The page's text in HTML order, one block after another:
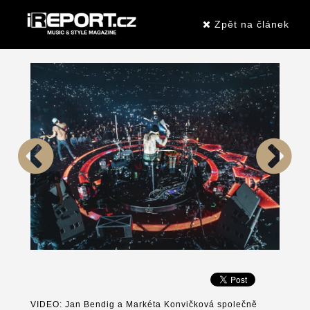
Zpět na článek
VIDEO: Jan Bendig a Markéta Konvičková společně